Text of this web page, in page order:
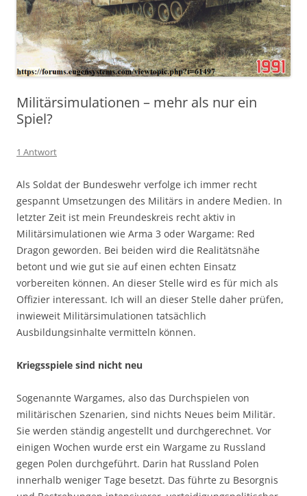
Militärsimulationen – mehr als nur ein
Spiel?
1 Antwort
Als Soldat der Bundeswehr verfolge ich immer recht
gespannt Umsetzungen des Militärs in andere Medien. In
letzter Zeit ist mein Freundeskreis recht aktiv in
Militärsimulationen wie Arma 3 oder Wargame: Red
Dragon geworden. Bei beiden wird die Realitätsnähe
betont und wie gut sie auf einen echten Einsatz
vorbereiten können. An dieser Stelle wird es für mich als
Offizier interessant. Ich will an dieser Stelle daher prüfen,
inwieweit Militärsimulationen tatsächlich
Ausbildungsinhalte vermitteln können.
Kriegsspiele sind nicht neu
Sogenannte Wargames, also das Durchspielen von
militärischen Szenarien, sind nichts Neues beim Militär.
Sie werden ständig angestellt und durchgerechnet. Vor
einigen Wochen wurde erst ein Wargame zu Russland
gegen Polen durchgeführt. Darin hat Russland Polen
innerhalb weniger Tage besetzt. Das führte zu Besorgnis